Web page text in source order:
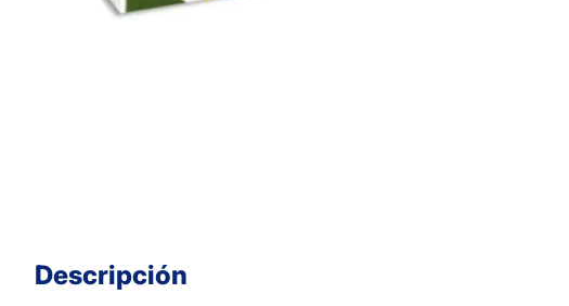
Descripción